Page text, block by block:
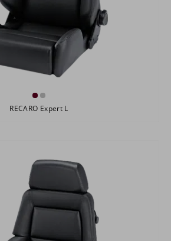
RECARO Expert L